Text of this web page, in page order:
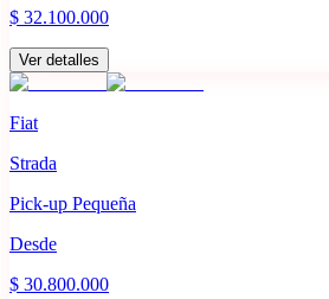
$ 32.100.000
Ver detalles
Fiat
Strada
Pick-up Pequeña
Desde
$ 30.800.000